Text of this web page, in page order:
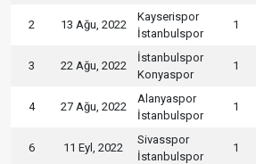
2 13 Ağu, 2022
Kayserispor
İstanbulspor
1
3 22 Ağu, 2022
İstanbulspor
Konyaspor
1
4 27 Ağu, 2022
Alanyaspor
İstanbulspor
1
6 11 Eyl, 2022
Sivasspor
İstanbulspor
1